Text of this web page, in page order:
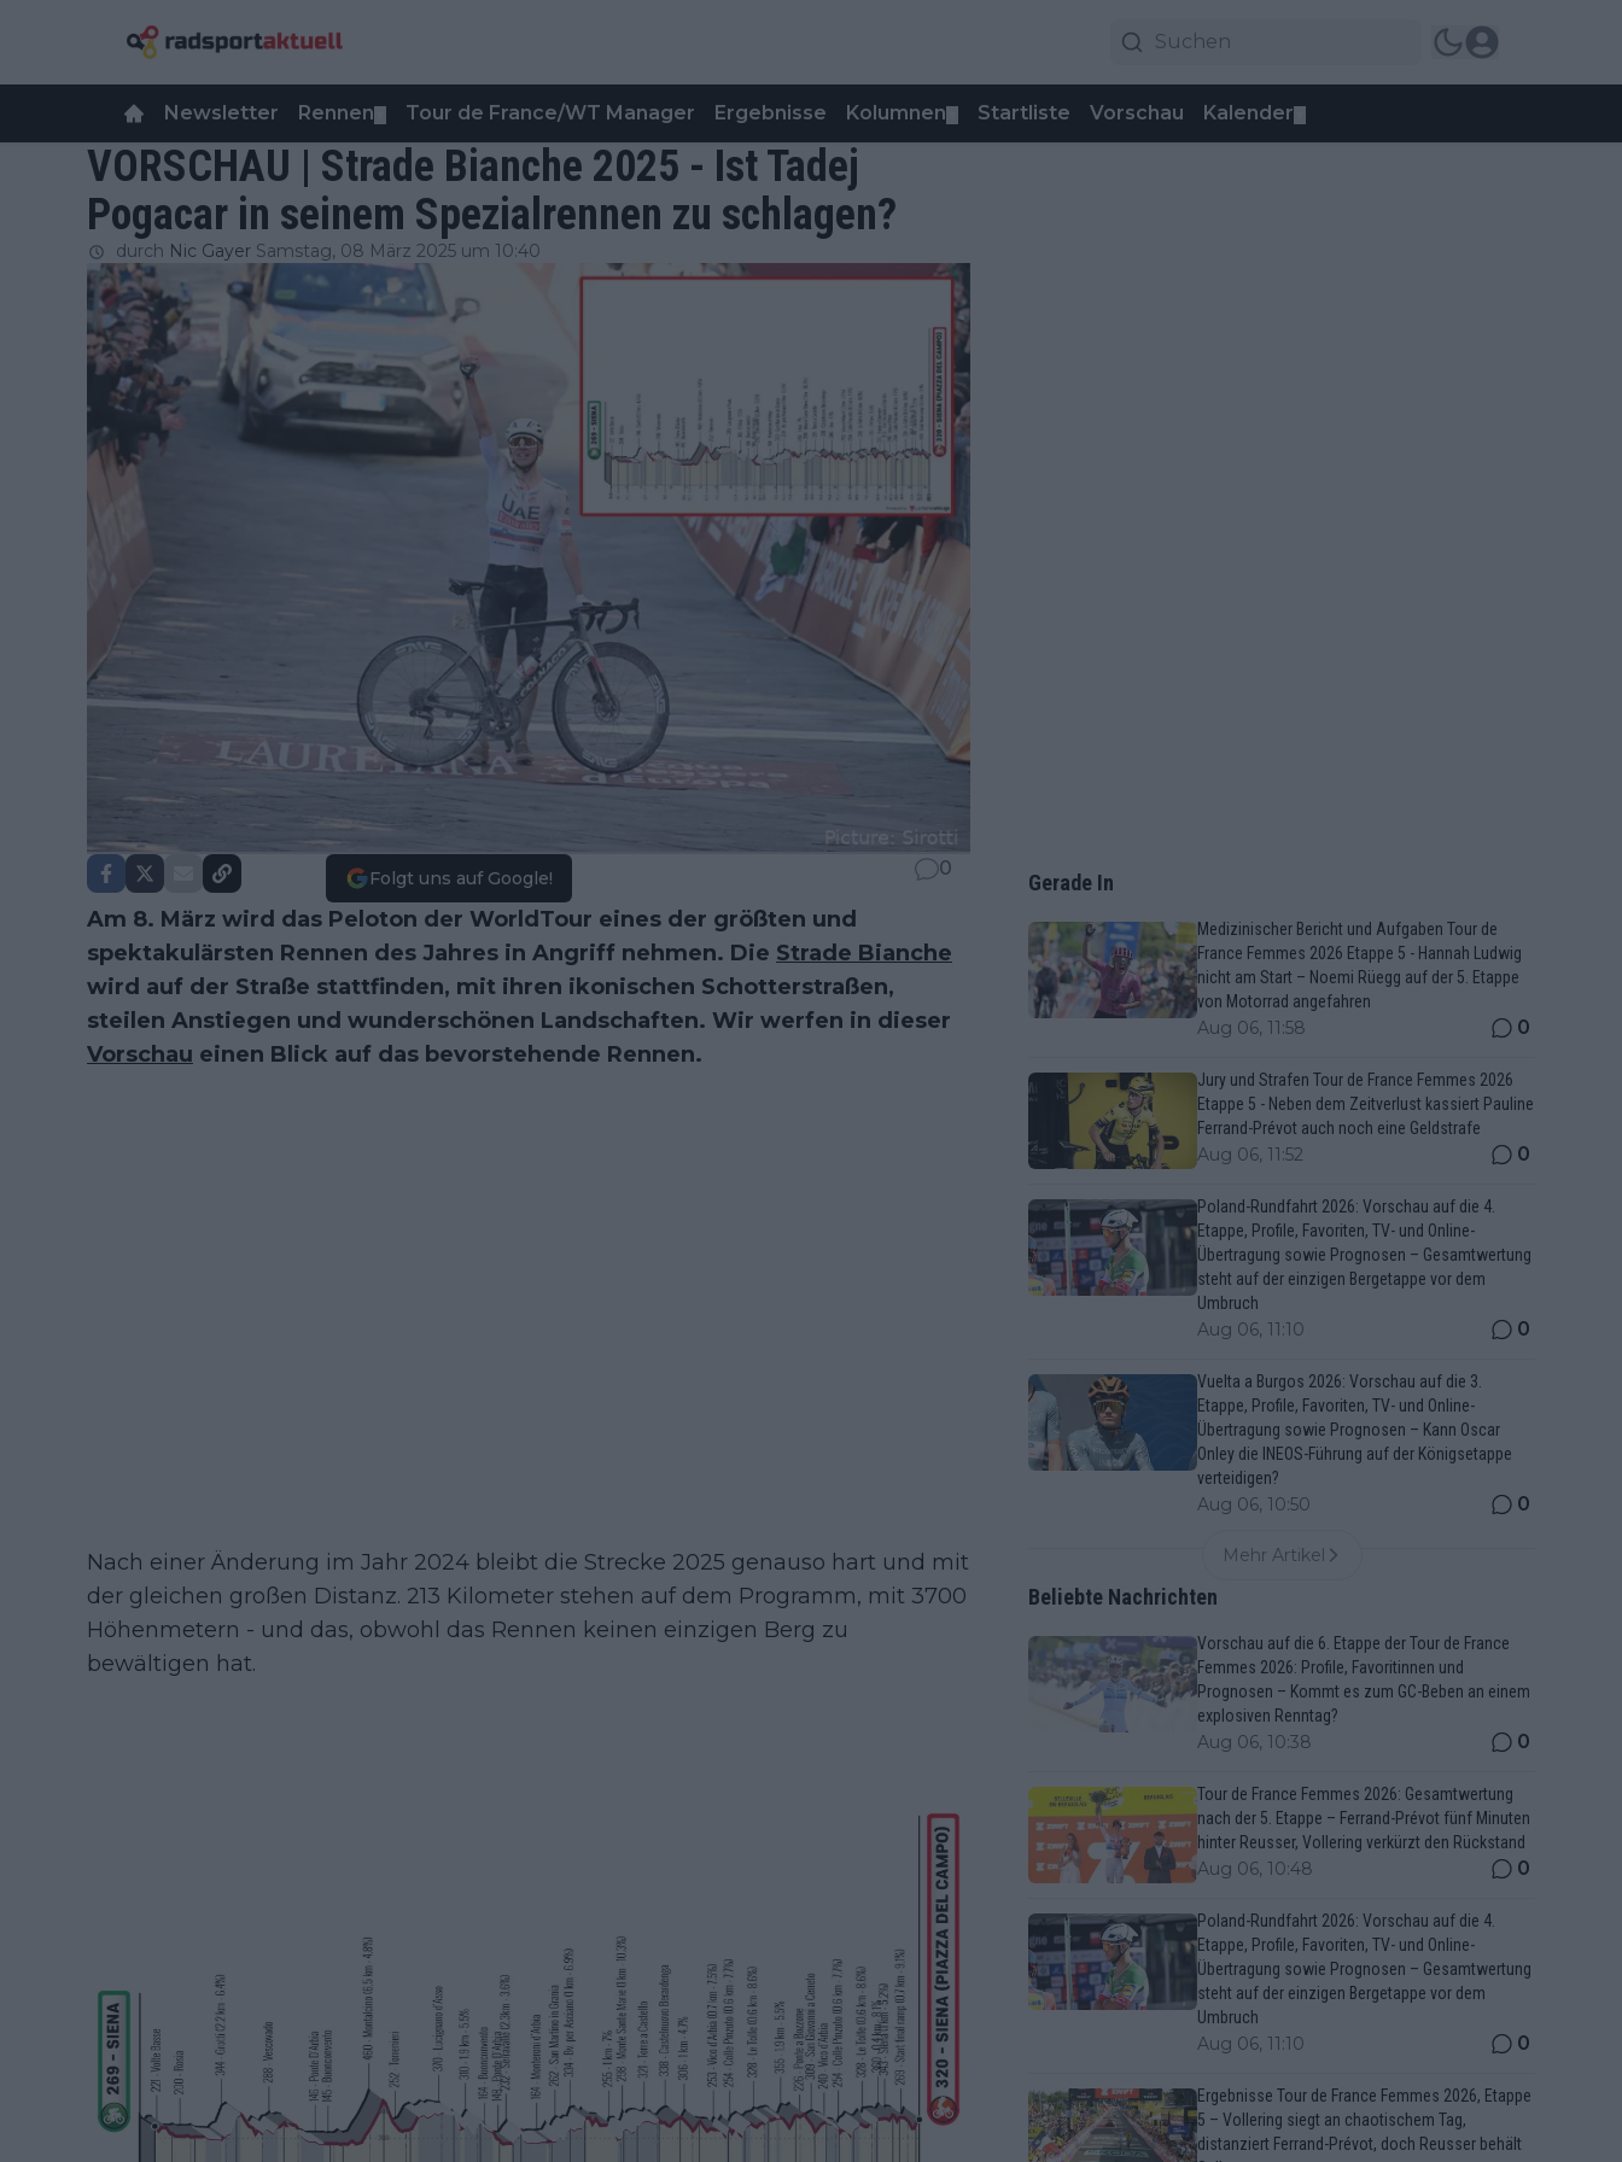
Newsletter Rennen Tour de France/WT Manager Ergebnisse Kolumnen Startliste Vorschau Kalender
VORSCHAU | Strade Bianche 2025 - Ist Tadej
Pogacar in seinem Spezialrennen zu schlagen?
durch Nic Gayer Samstag, 08 März 2025 um 10:40
Folgt uns auf Google! 0
Am 8. März wird das Peloton der WorldTour eines der größten und
spektakulärsten Rennen des Jahres in Angriff nehmen. Die Strade Bianche
wird auf der Straße stattfinden, mit ihren ikonischen Schotterstraßen,
steilen Anstiegen und wunderschönen Landschaften. Wir werfen in dieser
Vorschau einen Blick auf das bevorstehende Rennen.
Nach einer Änderung im Jahr 2024 bleibt die Strecke 2025 genauso hart und mit
der gleichen großen Distanz. 213 Kilometer stehen auf dem Programm, mit 3700
Höhenmetern - und das, obwohl das Rennen keinen einzigen Berg zu
bewältigen hat.
Gerade In
Medizinischer Bericht und Aufgaben Tour de
France Femmes 2026 Etappe 5 - Hannah Ludwig
nicht am Start – Noemi Rüegg auf der 5. Etappe
von Motorrad angefahren
Aug 06, 11:58 0
Jury und Strafen Tour de France Femmes 2026
Etappe 5 - Neben dem Zeitverlust kassiert Pauline
Ferrand-Prévot auch noch eine Geldstrafe
Aug 06, 11:52 0
Poland-Rundfahrt 2026: Vorschau auf die 4.
Etappe, Profile, Favoriten, TV- und Online-
Übertragung sowie Prognosen – Gesamtwertung
steht auf der einzigen Bergetappe vor dem
Umbruch
Aug 06, 11:10 0
Vuelta a Burgos 2026: Vorschau auf die 3.
Etappe, Profile, Favoriten, TV- und Online-
Übertragung sowie Prognosen – Kann Oscar
Onley die INEOS-Führung auf der Königsetappe
verteidigen?
Aug 06, 10:50 0
Mehr Artikel
Beliebte Nachrichten
Vorschau auf die 6. Etappe der Tour de France
Femmes 2026: Profile, Favoritinnen und
Prognosen – Kommt es zum GC-Beben an einem
explosiven Renntag?
Aug 06, 10:38 0
Tour de France Femmes 2026: Gesamtwertung
nach der 5. Etappe – Ferrand-Prévot fünf Minuten
hinter Reusser, Vollering verkürzt den Rückstand
Aug 06, 10:48 0
Poland-Rundfahrt 2026: Vorschau auf die 4.
Etappe, Profile, Favoriten, TV- und Online-
Übertragung sowie Prognosen – Gesamtwertung
steht auf der einzigen Bergetappe vor dem
Umbruch
Aug 06, 11:10 0
Ergebnisse Tour de France Femmes 2026, Etappe
5 – Vollering siegt an chaotischem Tag,
distanziert Ferrand-Prévot, doch Reusser behält